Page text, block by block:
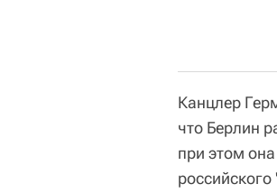
Канцлер
что Берлин
при этом